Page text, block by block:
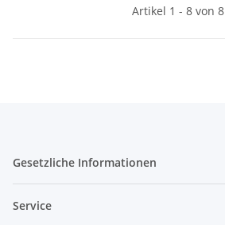
Artikel 1 - 8 von 8
Gesetzliche Informationen
Service